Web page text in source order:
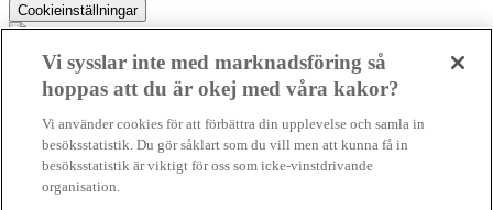
Cookieinställningar
ideella redaktion drivit miljödebatten framåt genom nyhetsbevakning
och granskningar. Nu vill vi utveckla vårt arbete – och vi hoppas att
du vill hjälpa oss.
Vi sysslar inte med marknadsföring så
hoppas att du är okej med våra kakor?
Vi använder cookies för att förbättra din upplevelse och samla in
besöksstatistik. Du gör såklart som du vill men att kunna få in
besöksstatistik är viktigt för oss som icke-vinstdrivande
organisation.